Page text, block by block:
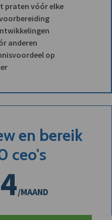
praten vóór elke
anderen
op
en bereik
ceo's
/MAAND